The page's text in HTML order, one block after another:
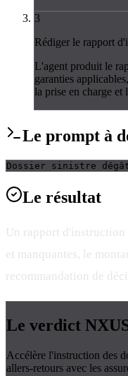
3
Rédiger le rapport
L'agent produit le
garanties
la prise en charge et
Le prompt à
Dossier sinistre
Le résultat
Un rapport d'instruction
et manquantes, le
recommandation de
Le verdict
Accélère l'instruction des
allers-retours avec les